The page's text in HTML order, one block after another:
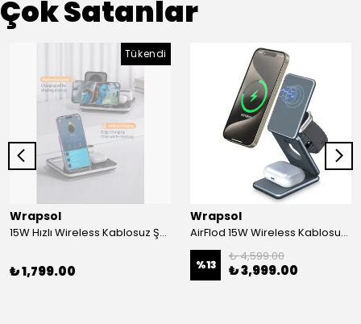
Çok Satanlar
Tükendi
Wrapsol
15W Hızlı Wireless Kablosuz Şarj Standı 4 in 1 Masaüstü İstasyon -iPhone-android-watch-airpods Uyumlu
₺ 1,799.00
Wrapsol
AirFlod 15W Wireless Kablosuz Şarj Standı Alüminyum Katlanabilir 3in1 iPhone-android-watch-airpods
%13
₺ 4,599.00
₺ 3,999.00